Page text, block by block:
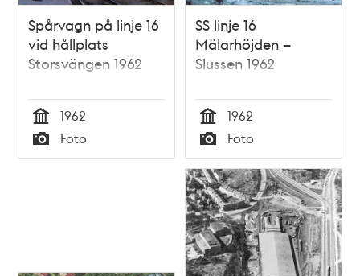
Spårvagn på linje 16
vid hållplats
Storsvängen 1962
Tid
1962
Typ
Foto
SS linje 16
Mälarhöjden –
Slussen 1962
Tid
1962
Typ
Foto